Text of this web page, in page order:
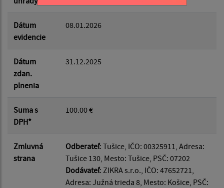
Dátum
evidencie
08.01.2026
Dátum
zdan.
plnenia
31.12.2025
Suma s
DPH*
100.00 €
Zmluvná
strana
Odberateľ: Tušice, IČO: 00325911, Adresa:
Tušice 130, Mesto: Tušice, PSČ: 07202
Dodávateľ: ZIKRA s.r.o., IČO: 47652721,
Adresa: Južná trieda 8, Mesto: Košice, PSČ: